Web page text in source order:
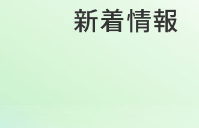
新着情報